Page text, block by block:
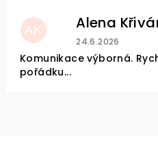
AK Alena
Hodnocení
24.6.2026
Komunikace výborná.
pořádku...